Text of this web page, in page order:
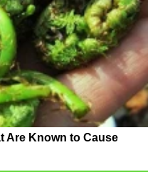
Are Known to Cause